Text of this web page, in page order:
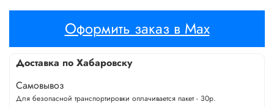
Оформить заказ в Max
Доставка по Хабаровску
Самовывоз
Для безопасной транспортировки оплачивается пакет - 30р.